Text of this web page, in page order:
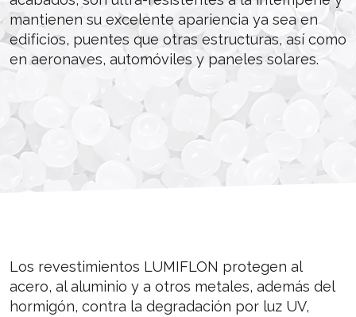
mantienen su excelente apariencia ya sea en
edificios, puentes que otras estructuras, así como
en aeronaves, automóviles y paneles solares.
Los revestimientos LUMIFLON protegen al
acero, al aluminio y a otros metales, además del
hormigón, contra la degradación por luz UV,